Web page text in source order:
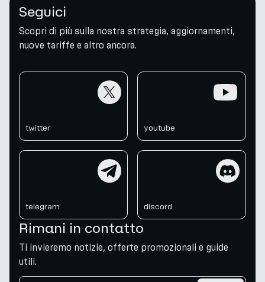
Seguici
Scopri di più sulla nostra strategia, aggiornamenti,
nuove tariffe e altro ancora.
twitter youtube
telegram discord
Rimani in contatto
Ti invieremo notizie, offerte promozionali e guide
utili.